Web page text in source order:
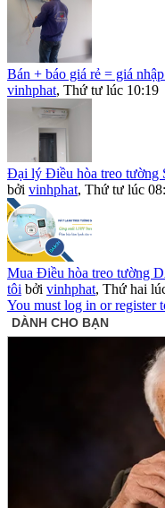
Bán + báo giá rẻ = giá
vinhphat, Thứ tư lúc 10:19
Đại lý Điều hòa treo tường
bởi vinhphat, Thứ tư lúc
Mua Điều hòa treo tường
tôi bởi vinhphat, Thứ hai
You must log in or register